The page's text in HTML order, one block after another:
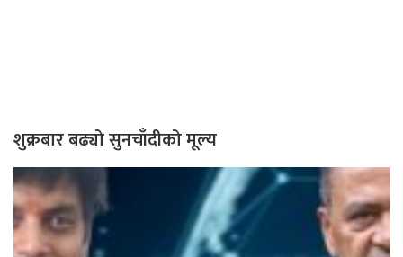
शुक्रबार बढ्यो सुनचाँदीको मूल्य